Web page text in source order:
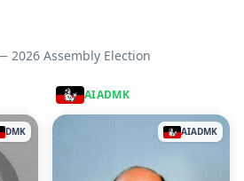
Assembly Election
DMK
AIADMK
AIADMK